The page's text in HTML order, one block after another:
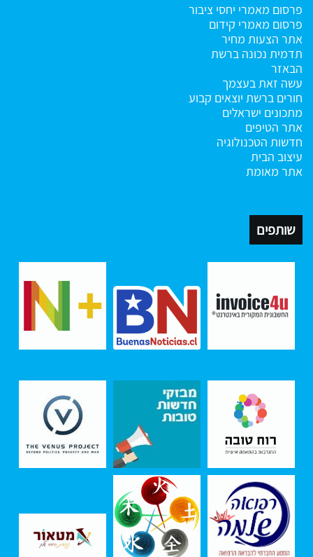
פרסום מאמרי יחסי ציבור
פרסום מאמרי קידום
אתר הצעות מחיר
תדמית נכונה ברשת
הבאזר
עשה זאת בעצמך
חורים ברשת יוצאים קבוע
מתכונים ישראלים
אתר הטיפים
חדשות הטכנולוגיה
עיצוב הבית
אתר מאומת
שותפים